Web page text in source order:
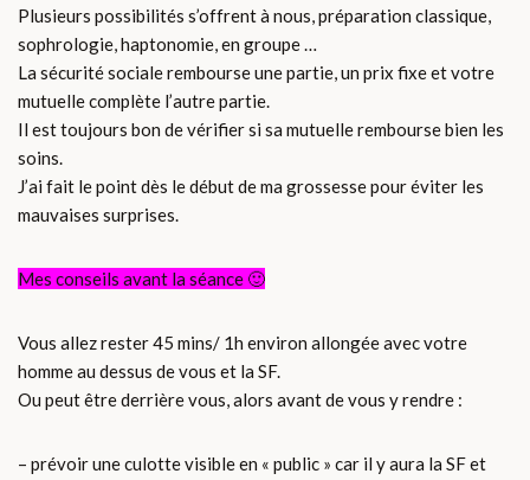
Plusieurs possibilités s’offrent à nous, préparation classique,
sophrologie, haptonomie, en groupe …
La sécurité sociale rembourse une partie, un prix fixe et votre
mutuelle complète l’autre partie.
Il est toujours bon de vérifier si sa mutuelle rembourse bien les
soins.
J’ai fait le point dès le début de ma grossesse pour éviter les
mauvaises surprises.
Mes conseils avant la séance 🙂
Vous allez rester 45 mins/ 1h environ allongée avec votre
homme au dessus de vous et la SF.
Ou peut être derrière vous, alors avant de vous y rendre :
– prévoir une culotte visible en « public » car il y aura la SF et